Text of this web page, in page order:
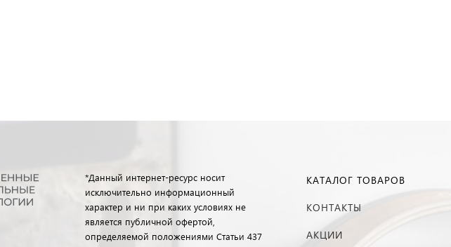
*Данный интернет-ресурс носит
исключительно информационный
характер и ни при каких условиях не
является публичной офертой,
определяемой положениями Статьи 437
КАТАЛОГ ТОВАРОВ
КОНТАКТЫ
АКЦИИ